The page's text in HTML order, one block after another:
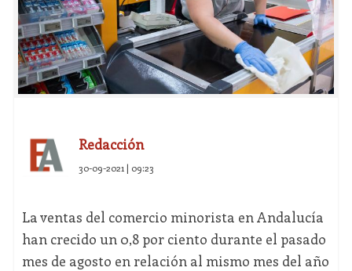
Redacción
30-09-2021 | 09:23
La ventas del comercio minorista en Andalucía
han crecido un 0,8 por ciento durante el pasado
mes de agosto en relación al mismo mes del año